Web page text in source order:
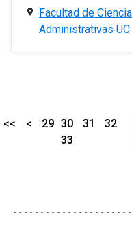
Facultad de
Administrativas UC
<< < 29 30 31
32
33